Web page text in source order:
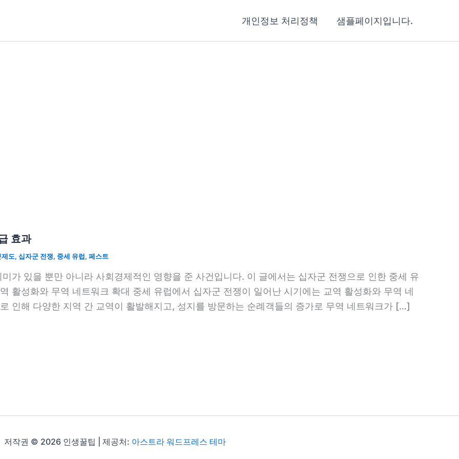
개인정보 처리정책 샘플페이지입니다.
효과
도, 십자군 전쟁, 중세 유럽, 페스트
가 있을 뿐만 아니라 사회경제적인 영향을 준 사건입니다. 이 글에서는 십자군 전쟁으로 인한 중세 유
활성화와 무역 네트워크 확대 중세 유럽에서 십자군 전쟁이 일어난 시기에는 교역 활성화와 무역 네
인해 다양한 지역 간 교역이 활발해지고, 성지를 방문하는 순례객들의 증가로 무역 네트워크가 […]
저작권 © 2026 인생꿀팁 | 제공처: 아스트라 워드프레스 테마